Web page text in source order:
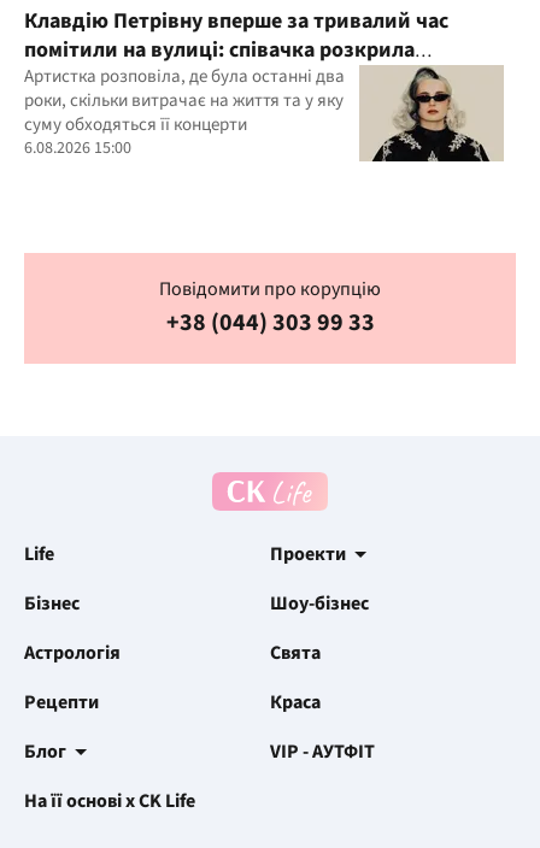
Клавдію Петрівну вперше за тривалий час
помітили на вулиці: співачка розкрила
подробиці свого життя
Артистка розповіла, де була останні два
роки, скільки витрачає на життя та у яку
суму обходяться її концерти
6.08.2026 15:00
Повідомити про корупцію
+38 (044) 303 99 33
Life
Проекти
Бізнес
Шоу-бізнес
Астрологія
Свята
Рецепти
Краса
Блог
VIP - АУТФІТ
На її основі x CK Life